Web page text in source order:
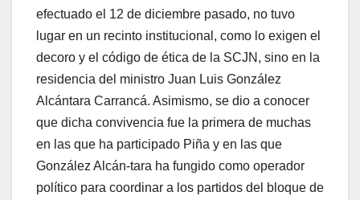
efectuado el 12 de diciembre pasado, no tuvo
lugar en un recinto institucional, como lo exigen el
decoro y el código de ética de la SCJN, sino en la
residencia del ministro Juan Luis González
Alcántara Carrancá. Asimismo, se dio a conocer
que dicha convivencia fue la primera de muchas
en las que ha participado Piña y en las que
González Alcán-tara ha fungido como operador
político para coordinar a los partidos del bloque de